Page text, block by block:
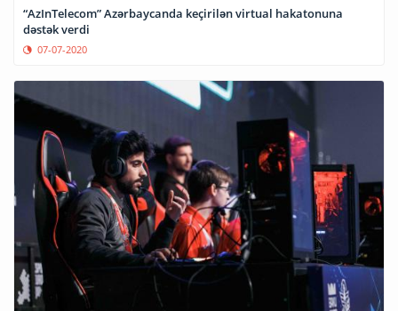
“AzInTelecom” Azərbaycanda keçirilən virtual hakatonuna
dəstək verdi
07-07-2020